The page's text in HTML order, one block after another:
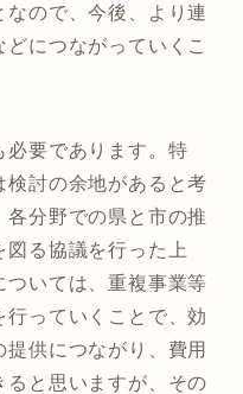
なので、今後、より連
につながっていくこ
必要であります。特
検討の余地があると考
各分野での県と市の推
る協議を行った上
ついては、重複事業等
行っていくことで、効
供につながり、費用
と思いますが、その